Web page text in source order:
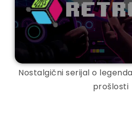
Nostalgični serijal o
prošlosti